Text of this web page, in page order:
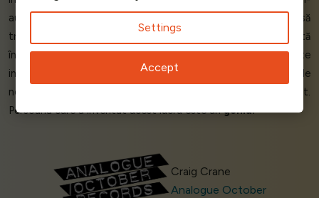
au bombardat cu telefoane, dar Queue-Fair ne-a făcut să
trecem de la contactul inițial până la implementarea completă
în
mai puțin de două ore - într-o sâmbătă!Sunt foarte
impresionat - delirant defericitși
. Interacțiunile
noastre în social media au crescut cu
. Perfect. Excelent.
Persoana care a inventat acest lucru este ungeniu!’
Craig Crane
Analogue October
Settings
Accept